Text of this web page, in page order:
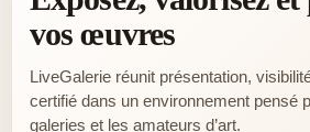
vos œuvres
LiveGalerie réunit présentation,
certifié dans un environnement pensé
galeries et les amateurs d’art.